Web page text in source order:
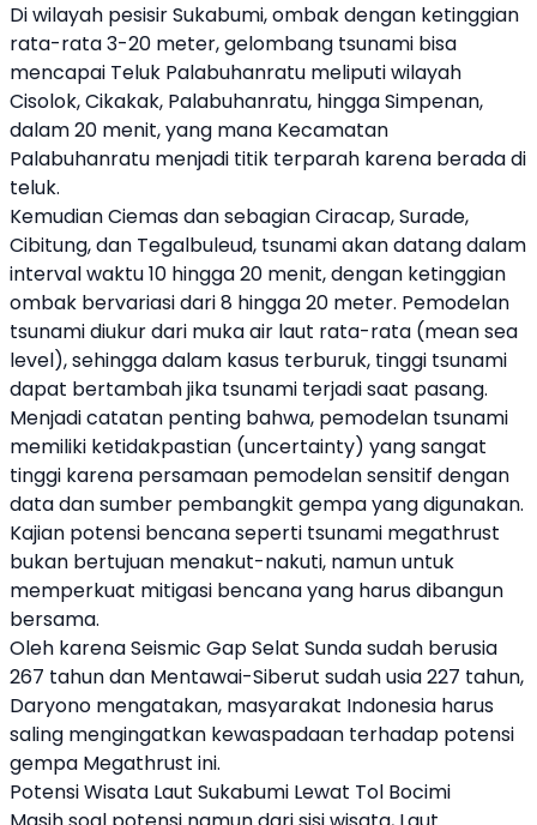
Di wilayah pesisir Sukabumi, ombak dengan ketinggian
rata-rata 3-20 meter, gelombang tsunami bisa
mencapai Teluk Palabuhanratu meliputi wilayah
Cisolok, Cikakak, Palabuhanratu, hingga Simpenan,
dalam 20 menit, yang mana Kecamatan
Palabuhanratu menjadi titik terparah karena berada di
teluk.
Kemudian Ciemas dan sebagian Ciracap, Surade,
Cibitung, dan Tegalbuleud, tsunami akan datang dalam
interval waktu 10 hingga 20 menit, dengan ketinggian
ombak bervariasi dari 8 hingga 20 meter. Pemodelan
tsunami diukur dari muka air laut rata-rata (mean sea
level), sehingga dalam kasus terburuk, tinggi tsunami
dapat bertambah jika tsunami terjadi saat pasang.
Menjadi catatan penting bahwa, pemodelan tsunami
memiliki ketidakpastian (uncertainty) yang sangat
tinggi karena persamaan pemodelan sensitif dengan
data dan sumber pembangkit gempa yang digunakan.
Kajian potensi bencana seperti tsunami megathrust
bukan bertujuan menakut-nakuti, namun untuk
memperkuat mitigasi bencana yang harus dibangun
bersama.
Oleh karena Seismic Gap Selat Sunda sudah berusia
267 tahun dan Mentawai-Siberut sudah usia 227 tahun,
Daryono mengatakan, masyarakat Indonesia harus
saling mengingatkan kewaspadaan terhadap potensi
gempa Megathrust ini.
Potensi Wisata Laut Sukabumi Lewat Tol Bocimi